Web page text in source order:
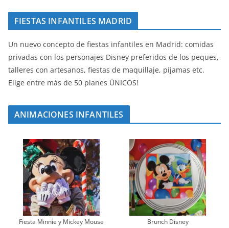
FIESTAS INFANTILES MADRID
Un nuevo concepto de fiestas infantiles en Madrid: comidas
privadas con los personajes Disney preferidos de los peques,
talleres con artesanos, fiestas de maquillaje, pijamas etc.
Elige entre más de 50 planes ÚNICOS!
ANIMACIONES INFANTILES
Fiesta Minnie y Mickey Mouse Brunch Disney